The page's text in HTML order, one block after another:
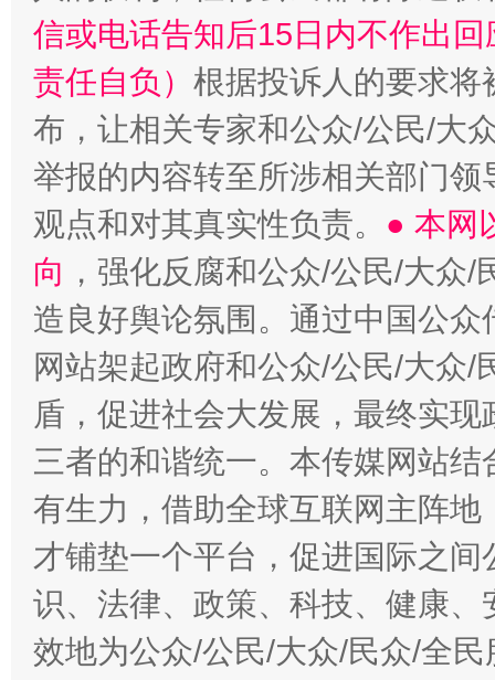
信或电话告知后15日内不作出
责任自负） 根据投诉人的要求将
布，让相关专家和公众/公民/大
举报的内容转至所涉相关部门
观点和对其真实性负责。 ● 本网
向 ，强化反腐和公众/公民/大众
造良好舆论氛围。通过中国公
网站架起政府和公众/公民/大众
盾，促进社会大发展，最终实
三者的和谐统一。本传媒网站
有生力，借助全球互联网主阵
才铺垫一个平台，促进国际之
识、法律、政策、科技、健康
效地为公众/公民/大众/民众/全